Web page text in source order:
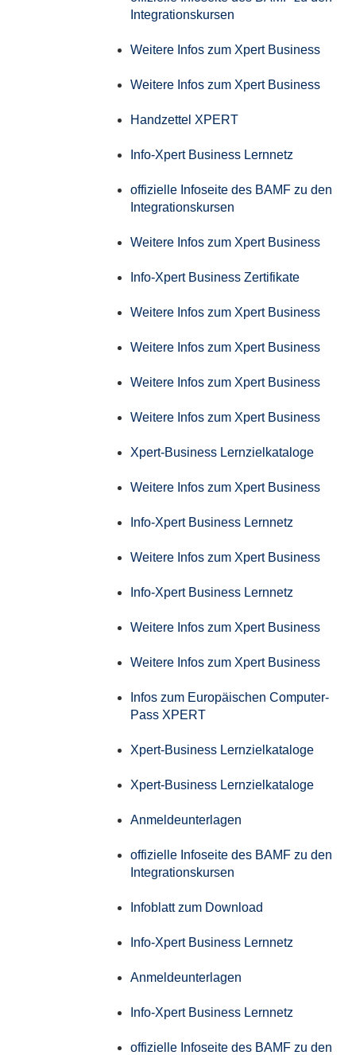
Integrationskursen
Weitere Infos zum Xpert Business
Weitere Infos zum Xpert Business
Handzettel XPERT
Info-Xpert Business Lernnetz
offizielle Infoseite des BAMF zu den
Integrationskursen
Weitere Infos zum Xpert Business
Info-Xpert Business Zertifikate
Weitere Infos zum Xpert Business
Weitere Infos zum Xpert Business
Weitere Infos zum Xpert Business
Weitere Infos zum Xpert Business
Xpert-Business Lernzielkataloge
Weitere Infos zum Xpert Business
Info-Xpert Business Lernnetz
Weitere Infos zum Xpert Business
Info-Xpert Business Lernnetz
Weitere Infos zum Xpert Business
Weitere Infos zum Xpert Business
Infos zum Europäischen Computer-
Pass XPERT
Xpert-Business Lernzielkataloge
Xpert-Business Lernzielkataloge
Anmeldeunterlagen
offizielle Infoseite des BAMF zu den
Integrationskursen
Infoblatt zum Download
Info-Xpert Business Lernnetz
Anmeldeunterlagen
Info-Xpert Business Lernnetz
offizielle Infoseite des BAMF zu den